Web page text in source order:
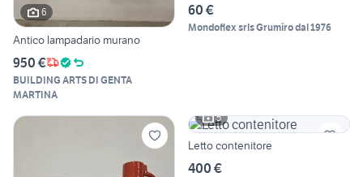
6
Antico lampadario murano
950 €
BUILDING ARTS DI GENTA
MARTINA
60 €
Mondoflex srls Grumiro dal 1976
5
Letto contenitore
400 €